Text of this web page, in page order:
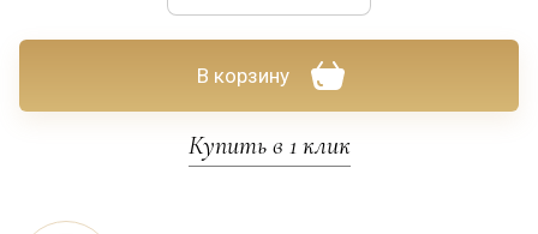
В корзину
Купить в 1 клик